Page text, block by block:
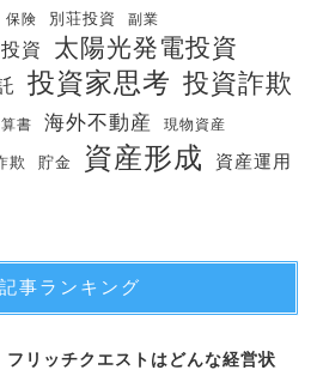
保険 別荘投資 副業
資 太陽光発電投資
投資家思考 投資詐欺
書 海外不動産 現物資産
欺 貯金 資産形成 資産運用
事ランキング
フリッチクエストはどんな経営状